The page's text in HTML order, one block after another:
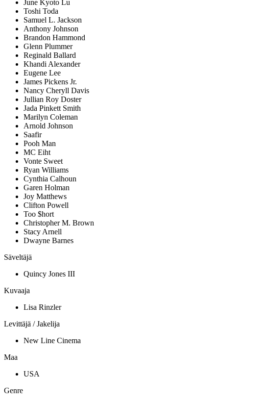
June Kyoto Lu
Toshi Toda
Samuel L. Jackson
Anthony Johnson
Brandon Hammond
Glenn Plummer
Reginald Ballard
Khandi Alexander
Eugene Lee
James Pickens Jr.
Nancy Cheryll Davis
Jullian Roy Doster
Jada Pinkett Smith
Marilyn Coleman
Arnold Johnson
Saafir
Pooh Man
MC Eiht
Vonte Sweet
Ryan Williams
Cynthia Calhoun
Garen Holman
Joy Matthews
Clifton Powell
Too $hort
Christopher M. Brown
Stacy Arnell
Dwayne Barnes
Säveltäjä
Quincy Jones III
Kuvaaja
Lisa Rinzler
Levittäjä / Jakelija
New Line Cinema
Maa
USA
Genre